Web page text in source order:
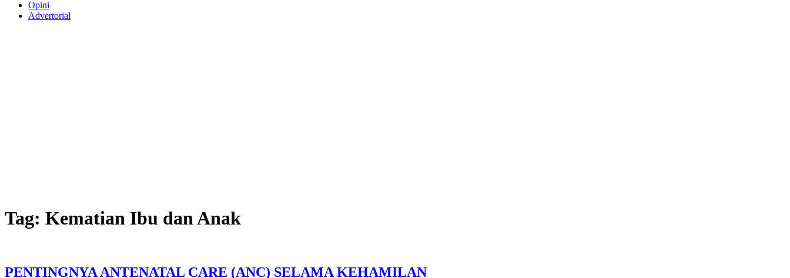
Opini
Advertorial
Tag: Kematian Ibu dan Anak
PENTINGNYA ANTENATAL CARE (ANC) SELAMA KEHAMILAN